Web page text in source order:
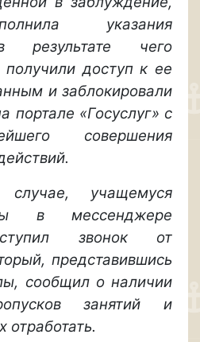
указания
результате чего
доступ к ее
и заблокировали
портале «Госуслуг» с
совершения
учащемуся
в мессенджере
звонок от
представившись
сообщил о наличии
занятий и
отработать.